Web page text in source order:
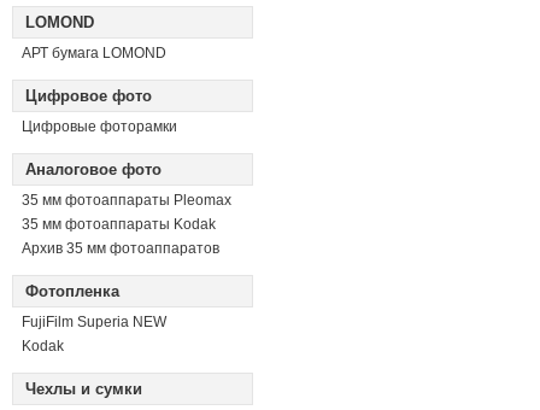
LOMOND
АРТ бумага LOMOND
Цифровое фото
Цифровые фоторамки
Аналоговое фото
35 мм фотоаппараты Pleomax
35 мм фотоаппараты Kodak
Архив 35 мм фотоаппаратов
Фотопленка
FujiFilm Superia NEW
Kodak
Чехлы и сумки